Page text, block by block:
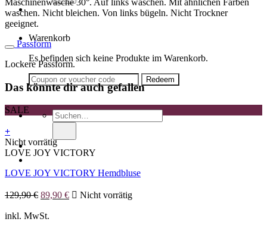
Warenkorb
Es befinden sich keine Produkte im Warenkorb.
Suche
nach:
waschen. Nicht bleichen. Von links bügeln. Nicht Trockner
geeignet.
Passform
Lockere Passform.
Das könnte dir auch gefallen
SALE
+
Dieses
Produkt
weist
mehrere
auf.
Optionen
Nicht vorrätig
LOVE JOY VICTORY
LOVE JOY VICTORY Hemdbluse
129,90€ Ursprünglicher
war:
89,90 €Aktueller
Nicht vorrätig
inkl. MwSt.